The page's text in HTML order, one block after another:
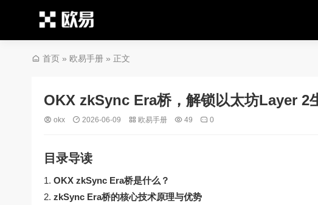
首页 » 欧易手册 » 正文
OKX zkSync Era桥，解锁以太坊Layer 2
okx 2026-06-09 欧易手册 49 0
目录导读
OKX zkSync Era桥是什么？
zkSync Era桥的核心技术原理与优势